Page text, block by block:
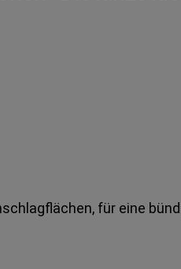
für eine